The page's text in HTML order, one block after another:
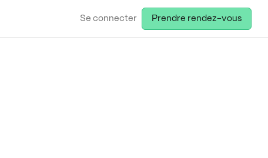
Se connecter Prendre rendez-vous